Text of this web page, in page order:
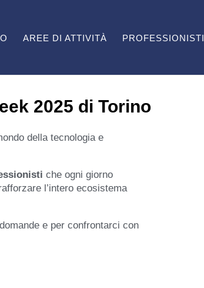
AREE DI ATTIVITÀ PROFESSIONISTI
2025 di Torino
della tecnologia e
che ogni giorno
l’intero ecosistema
e per confrontarci con